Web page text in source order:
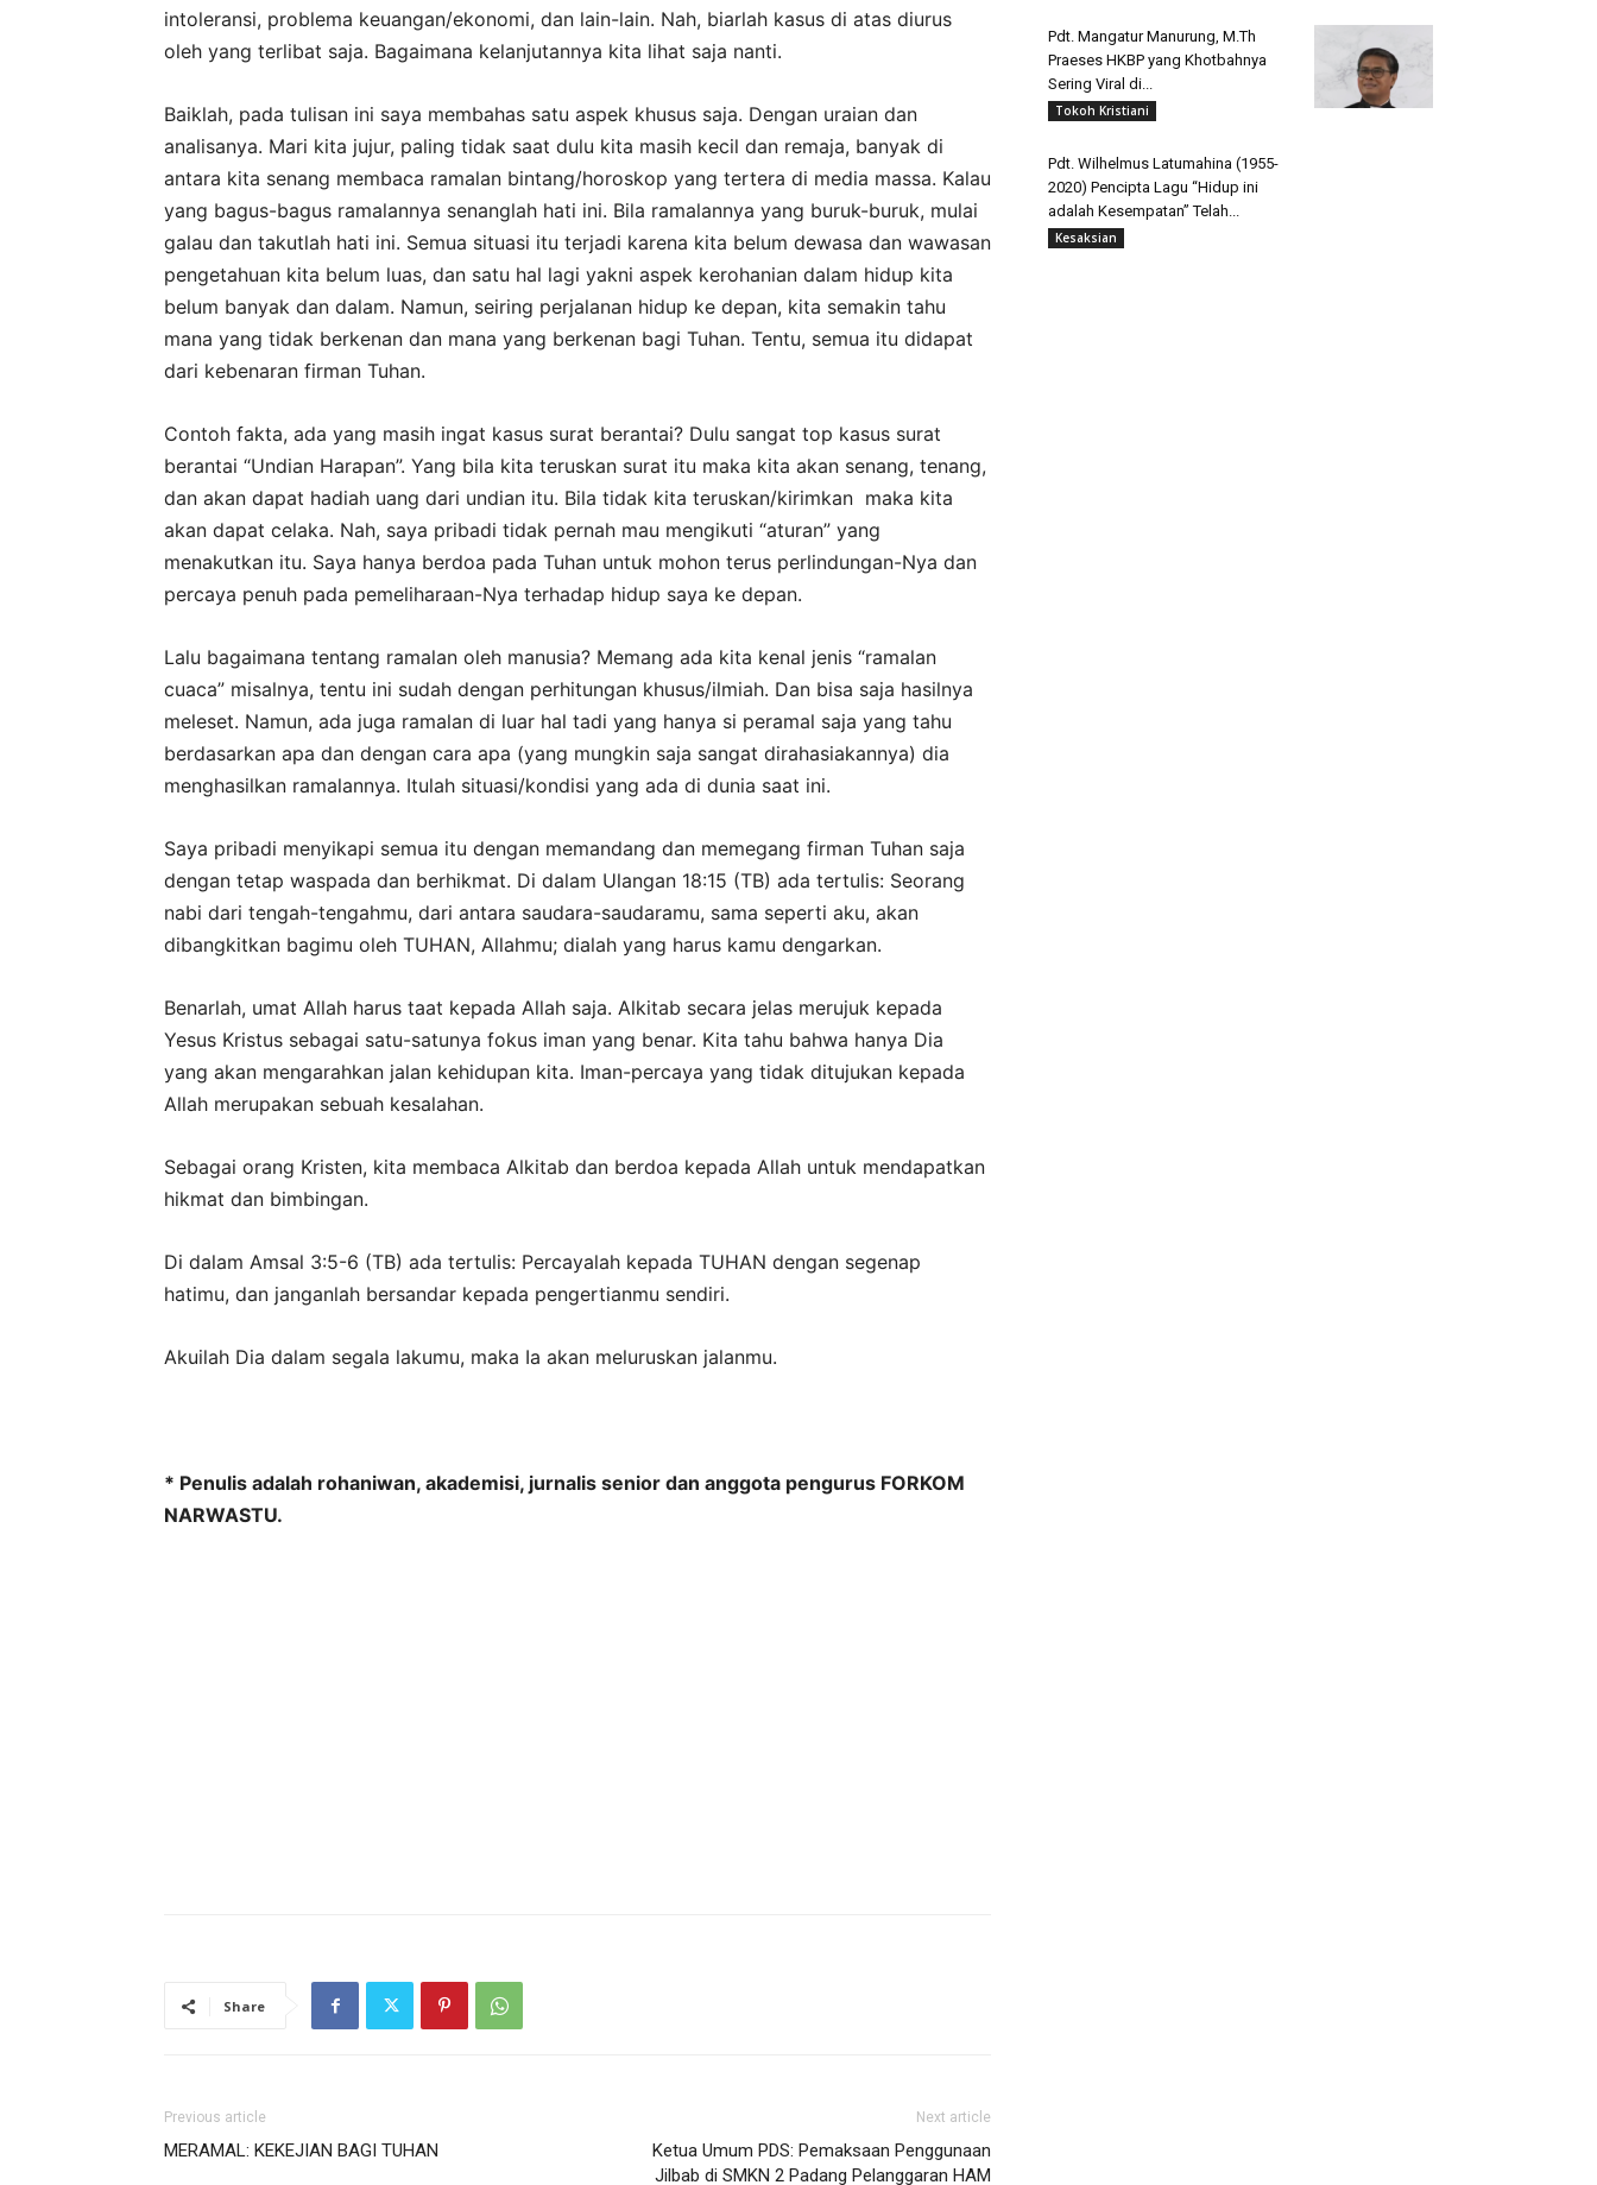
intoleransi, problema keuangan/ekonomi, dan lain-lain. Nah, biarlah kasus di atas diurus
oleh yang terlibat saja. Bagaimana kelanjutannya kita lihat saja nanti.
Baiklah, pada tulisan ini saya membahas satu aspek khusus saja. Dengan uraian dan
analisanya. Mari kita jujur, paling tidak saat dulu kita masih kecil dan remaja, banyak di
antara kita senang membaca ramalan bintang/horoskop yang tertera di media massa. Kalau
yang bagus-bagus ramalannya senanglah hati ini. Bila ramalannya yang buruk-buruk, mulai
galau dan takutlah hati ini. Semua situasi itu terjadi karena kita belum dewasa dan wawasan
pengetahuan kita belum luas, dan satu hal lagi yakni aspek kerohanian dalam hidup kita
belum banyak dan dalam. Namun, seiring perjalanan hidup ke depan, kita semakin tahu
mana yang tidak berkenan dan mana yang berkenan bagi Tuhan. Tentu, semua itu didapat
dari kebenaran firman Tuhan.
Contoh fakta, ada yang masih ingat kasus surat berantai? Dulu sangat top kasus surat
berantai “Undian Harapan”. Yang bila kita teruskan surat itu maka kita akan senang, tenang,
dan akan dapat hadiah uang dari undian itu. Bila tidak kita teruskan/kirimkan maka kita
akan dapat celaka. Nah, saya pribadi tidak pernah mau mengikuti “aturan” yang
menakutkan itu. Saya hanya berdoa pada Tuhan untuk mohon terus perlindungan-Nya dan
percaya penuh pada pemeliharaan-Nya terhadap hidup saya ke depan.
Lalu bagaimana tentang ramalan oleh manusia? Memang ada kita kenal jenis “ramalan
cuaca” misalnya, tentu ini sudah dengan perhitungan khusus/ilmiah. Dan bisa saja hasilnya
meleset. Namun, ada juga ramalan di luar hal tadi yang hanya si peramal saja yang tahu
berdasarkan apa dan dengan cara apa (yang mungkin saja sangat dirahasiakannya) dia
menghasilkan ramalannya. Itulah situasi/kondisi yang ada di dunia saat ini.
Saya pribadi menyikapi semua itu dengan memandang dan memegang firman Tuhan saja
dengan tetap waspada dan berhikmat. Di dalam Ulangan 18:15 (TB) ada tertulis: Seorang
nabi dari tengah-tengahmu, dari antara saudara-saudaramu, sama seperti aku, akan
dibangkitkan bagimu oleh TUHAN, Allahmu; dialah yang harus kamu dengarkan.
Benarlah, umat Allah harus taat kepada Allah saja. Alkitab secara jelas merujuk kepada
Yesus Kristus sebagai satu-satunya fokus iman yang benar. Kita tahu bahwa hanya Dia
yang akan mengarahkan jalan kehidupan kita. Iman-percaya yang tidak ditujukan kepada
Allah merupakan sebuah kesalahan.
Sebagai orang Kristen, kita membaca Alkitab dan berdoa kepada Allah untuk mendapatkan
hikmat dan bimbingan.
Di dalam Amsal 3:5-6 (TB) ada tertulis: Percayalah kepada TUHAN dengan segenap
hatimu, dan janganlah bersandar kepada pengertianmu sendiri.
Akuilah Dia dalam segala lakumu, maka Ia akan meluruskan jalanmu.
* Penulis adalah rohaniwan, akademisi, jurnalis senior dan anggota pengurus FORKOM
NARWASTU.
Share
Previous article
MERAMAL: KEKEJIAN BAGI TUHAN
Next article
Ketua Umum PDS: Pemaksaan Penggunaan
Jilbab di SMKN 2 Padang Pelanggaran HAM
Pdt. Mangatur Manurung, M.Th
Praeses HKBP yang Khotbahnya
Sering Viral di...
Tokoh Kristiani
Pdt. Wilhelmus Latumahina (1955-
2020) Pencipta Lagu “Hidup ini
adalah Kesempatan” Telah...
Kesaksian